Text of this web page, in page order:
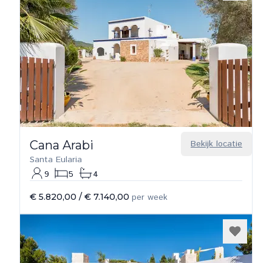
Bekijk locatie
Cana Arabi
Santa Eularia
9
5 4
€ 5.820,00 / € 7.140,00 per week